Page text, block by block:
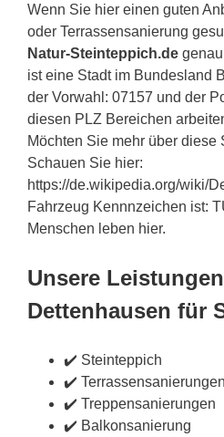
Wenn Sie hier einen guten
oder Terrassensanierung
Natur-Steinteppich.de
ist eine Stadt im Bundesland
der Vorwahl: 07157 und der
diesen PLZ Bereichen
Möchten Sie mehr über diese
Schauen Sie hier:
https://de.wikipedia.org/wiki/
Fahrzeug Kennnzeichen ist:
Menschen leben hier.
Unsere
Dettenhausen für
✔️ Steinteppich
✔️ Terrassensanierungen
✔️ Treppensanierungen
✔️ Balkonsanierung